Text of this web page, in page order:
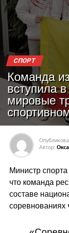
СПОРТ
Команда
вступила
мировые
Автор:
Министр
что команда
составе
соревнованиях